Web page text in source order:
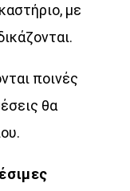
µε
ποινές
θα